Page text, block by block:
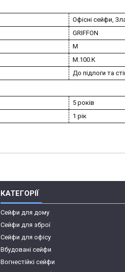
Офісні сейфи,
GRIFFON
M
M.100.K
До підлоги та
5 років
1 рік
КАТЕГОРІЇ
Сейфи для дому
Сейфи для зброї
Сейфи для офісу
Вбудовані сейфи
Вогнестійкі сейфи